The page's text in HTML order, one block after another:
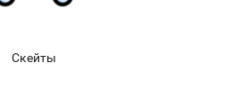
Скейты